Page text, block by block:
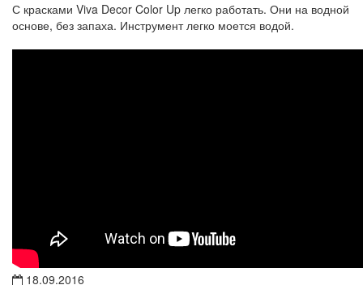
С красками Viva Decor Color Up легко работать. Они на водной
основе, без запаха. Инструмент легко моется водой.
18.09.2016